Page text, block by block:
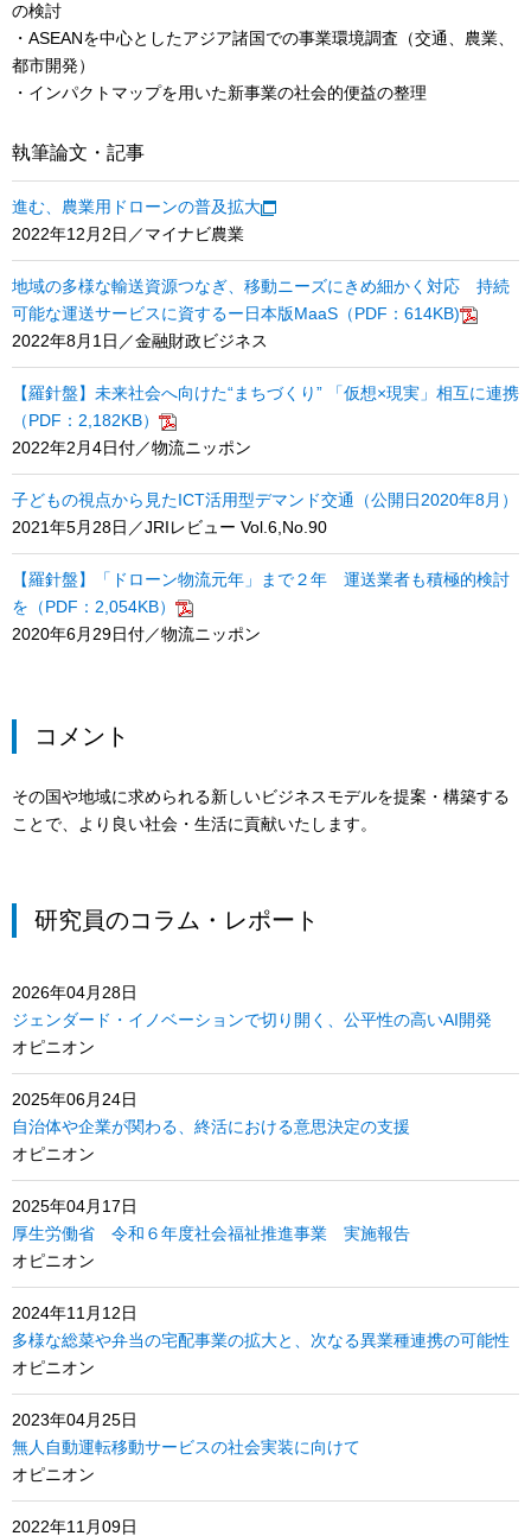
の検討
・ASEANを中心としたアジア諸国での事業環境調査（交通、農業、
都市開発）
・インパクトマップを用いた新事業の社会的便益の整理
執筆論文・記事
進む、農業用ドローンの普及拡大
2022年12月2日／マイナビ農業
地域の多様な輸送資源つなぎ、移動ニーズにきめ細かく対応 持続
可能な運送サービスに資するー日本版MaaS（PDF：614KB)
2022年8月1日／金融財政ビジネス
【羅針盤】未来社会へ向けた“まちづくり” 「仮想×現実」相互に連携
（PDF：2,182KB）
2022年2月4日付／物流ニッポン
子どもの視点から見たICT活用型デマンド交通（公開日2020年8月）
2021年5月28日／JRIレビュー Vol.6,No.90
【羅針盤】「ドローン物流元年」まで２年 運送業者も積極的検討
を（PDF：2,054KB）
2020年6月29日付／物流ニッポン
コメント
その国や地域に求められる新しいビジネスモデルを提案・構築する
ことで、より良い社会・生活に貢献いたします。
研究員のコラム・レポート
2026年04月28日
ジェンダード・イノベーションで切り開く、公平性の高いAI開発
オピニオン
2025年06月24日
自治体や企業が関わる、終活における意思決定の支援
オピニオン
2025年04月17日
厚生労働省 令和６年度社会福祉推進事業 実施報告
オピニオン
2024年11月12日
多様な総菜や弁当の宅配事業の拡大と、次なる異業種連携の可能性
オピニオン
2023年04月25日
無人自動運転移動サービスの社会実装に向けて
オピニオン
2022年11月09日